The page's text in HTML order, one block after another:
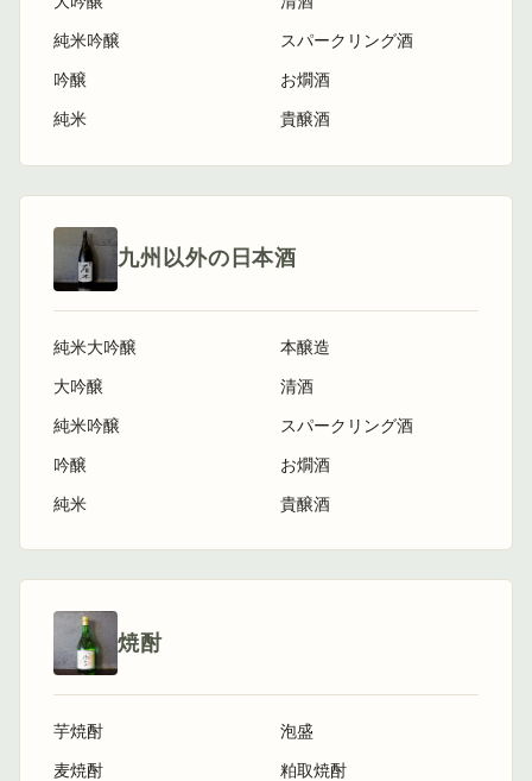
純米吟醸
吟醸
純米
スパークリング酒
お燗酒
貴醸酒
九州以外の日本酒
純米大吟醸
大吟醸
純米吟醸
吟醸
純米
本醸造
清酒
スパークリング酒
お燗酒
貴醸酒
焼酎
芋焼酎
麦焼酎
泡盛
粕取焼酎